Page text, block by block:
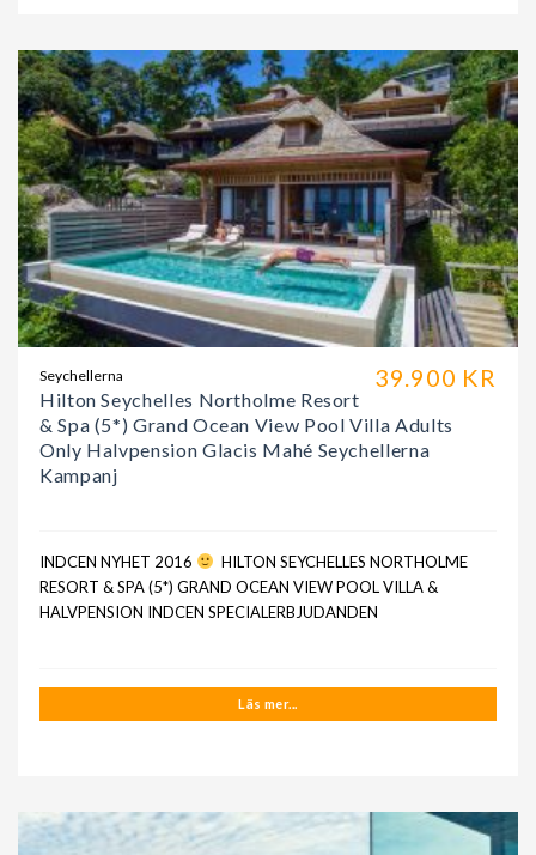
39.900 KR
Seychellerna
Hilton Seychelles Northolme Resort
& Spa (5*) Grand Ocean View Pool Villa Adults
Only Halvpension Glacis Mahé Seychellerna
Kampanj
INDCEN NYHET 2016
HILTON SEYCHELLES NORTHOLME
RESORT & SPA (5*) GRAND OCEAN VIEW POOL VILLA &
HALVPENSION INDCEN SPECIALERBJUDANDEN
Läs mer...